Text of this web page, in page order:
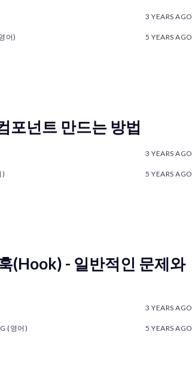
3 YEARS AGO
어) 5 YEARS AGO
포넌트 만드는 방법
3 YEARS AGO
) 5 YEARS AGO
(Hook) - 일반적인 문제와
3 YEARS AGO
(영어) 5 YEARS AGO